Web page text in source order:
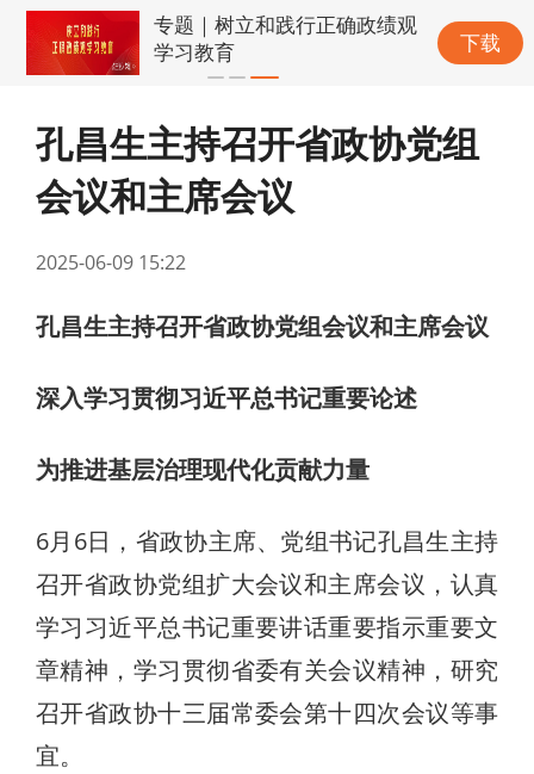
专题｜树立和践行正确政绩观
学习教育
下载
孔昌生主持召开省政协党组
会议和主席会议
2025-06-09 15:22
孔昌生主持召开省政协党组会议和主席会议
深入学习贯彻习近平总书记重要论述
为推进基层治理现代化贡献力量
6月6日，省政协主席、党组书记孔昌生主持
召开省政协党组扩大会议和主席会议，认真
学习习近平总书记重要讲话重要指示重要文
章精神，学习贯彻省委有关会议精神，研究
召开省政协十三届常委会第十四次会议等事
宜。